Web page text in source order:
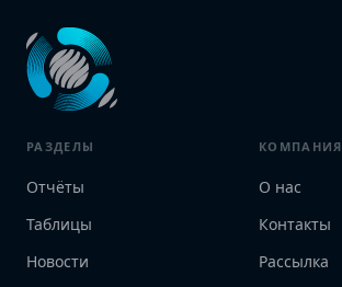
РАЗДЕЛЫ
Отчёты
Таблицы
Новости
КОМПАНИЯ
О нас
Контакты
Рассылка